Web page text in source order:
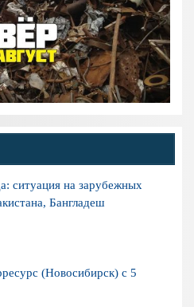
ситуация на зарубежных
Бангладеш
(Новосибирск) с 5